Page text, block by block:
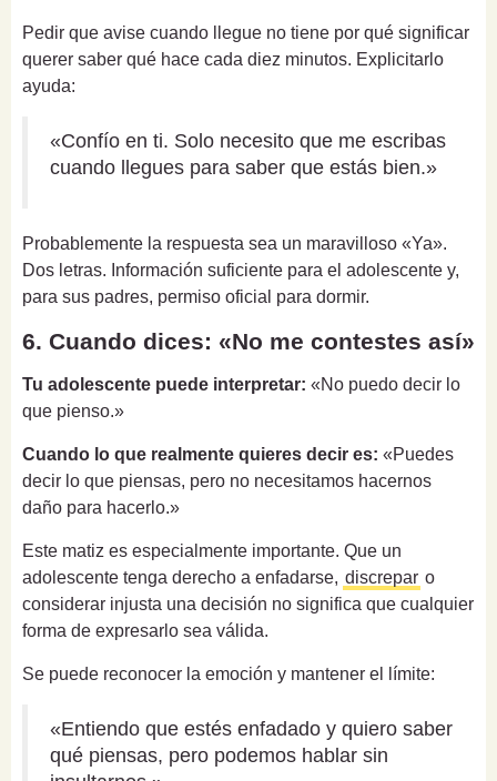
Pedir que avise cuando llegue no tiene por qué significar
querer saber qué hace cada diez minutos. Explicitarlo
ayuda:
«Confío en ti. Solo necesito que me escribas
cuando llegues para saber que estás bien.»
Probablemente la respuesta sea un maravilloso «Ya».
Dos letras. Información suficiente para el adolescente y,
para sus padres, permiso oficial para dormir.
6. Cuando dices: «No me contestes así»
Tu adolescente puede interpretar: «No puedo decir lo
que pienso.»
Cuando lo que realmente quieres decir es: «Puedes
decir lo que piensas, pero no necesitamos hacernos
daño para hacerlo.»
Este matiz es especialmente importante. Que un
adolescente tenga derecho a enfadarse, discrepar o
considerar injusta una decisión no significa que cualquier
forma de expresarlo sea válida.
Se puede reconocer la emoción y mantener el límite:
«Entiendo que estés enfadado y quiero saber
qué piensas, pero podemos hablar sin